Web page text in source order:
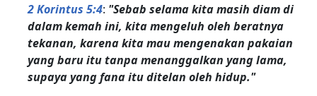
2 Korintus 5:4: "Sebab selama kita masih diam di
dalam kemah ini, kita mengeluh oleh beratnya
tekanan, karena kita mau mengenakan pakaian
yang baru itu tanpa menanggalkan yang lama,
supaya yang fana itu ditelan oleh hidup."